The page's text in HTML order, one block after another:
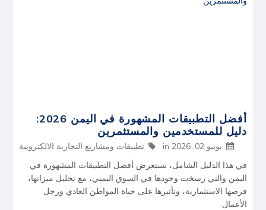
أفضل التطبيقات المشهورة في اليمن 2026:
دليل للمستخدمين والمستثمرين
يونيو 02, 2026 in
تطبيقات ومشاريع التجارية الالكترونية
في هذا الدليل الشامل، نستعرض أفضل التطبيقات المشهورة في
اليمن والتي رسخت وجودها في السوق اليمني، مع تحليل ميزاتها،
فرصها الاستثمارية، وتأثيرها على حياة المواطن العادي ورجل
الأعمال.